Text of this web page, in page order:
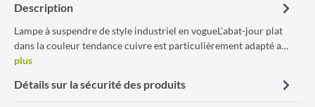
Description
Lampe à suspendre de style industriel en vogueL'abat-jour plat
dans la couleur tendance cuivre est particulièrement adapté a…
plus
Détails sur la sécurité des produits